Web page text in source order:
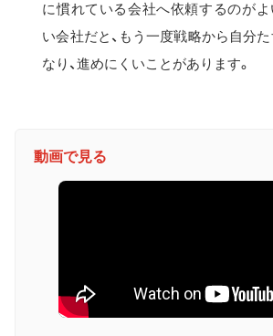
に慣れている会社へ依頼するのがよ
い会社だと、もう一度戦略から自分
なり、進めにくいことがあります。
動画で見る